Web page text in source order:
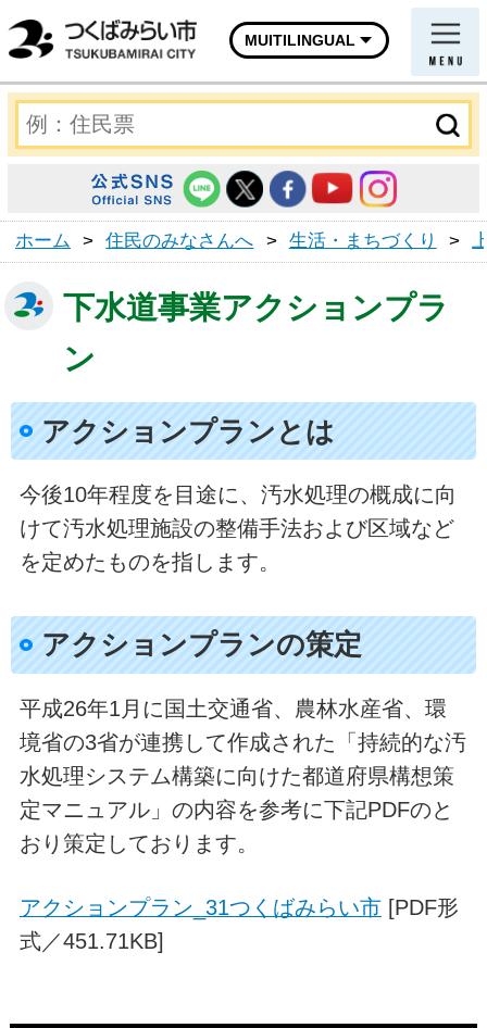
MUITILINGUAL
ホーム > 住民のみなさんへ > 生活・まちづくり >
下水道事業アクションプラ
ン
アクションプランとは
今後10年程度を目途に、汚水処理の概成に向
けて汚水処理施設の整備手法および区域など
を定めたものを指します。
アクションプランの策定
平成26年1月に国土交通省、農林水産省、環
境省の3省が連携して作成された「持続的な汚
水処理システム構築に向けた都道府県構想策
定マニュアル」の内容を参考に下記PDFのと
おり策定しております。
アクションプラン_31つくばみらい市[PDF形
式／451.71KB]